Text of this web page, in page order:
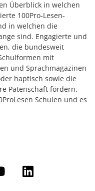
Überblick in welchen
100Pro-Lesen-
in welchen die
sind. Engagierte und
die bundesweit
mit
und Sprachmagazinen
haptisch sowie die
Patenschaft fördern.
Schulen und es